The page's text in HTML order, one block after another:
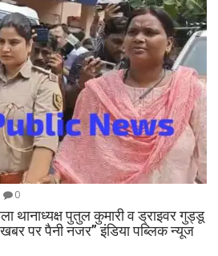
0
थानाध्यक्ष पुतुल कुमारी व ड्राइवर गुड्डू
पर पैनी नजर” इंडिया पब्लिक न्यूज